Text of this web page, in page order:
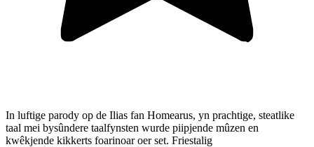
In luftige parody op de Ilias fan Homearus, yn prachtige, steatlike
taal mei bysûndere taalfynsten wurde piipjende mûzen en
kwêkjende kikkerts foarinoar oer set. Friestalig